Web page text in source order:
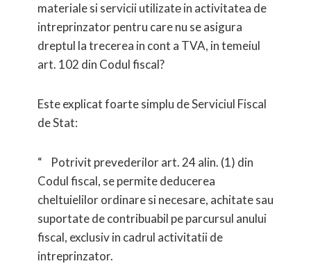
materiale si servicii utilizatе in activitatea de
intreprinzator pentru care nu se asigura
dreptul la trecerea in cont a TVA, in temeiul
art. 102 din Codul fiscal?
Este explicat foarte simplu de Serviciul Fiscal
de Stat:
“ Potrivit prevederilor art. 24 alin. (1) din
Codul fiscal, se permite deducerea
cheltuielilor ordinare si necesare, achitate sau
suportate de contribuabil pe parcursul anului
fiscal, exclusiv in cadrul activitatii de
intreprinzator.